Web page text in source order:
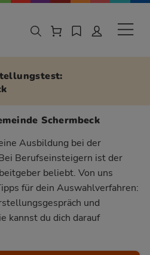
Schermbeck
Ausbildung bei der
Berufseinsteigern ist der
beliebt. Von uns
für dein Auswahlverfahren:
und
kannst du dich darauf